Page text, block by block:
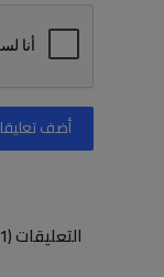
أضف تعليقا
التعليقات (711)